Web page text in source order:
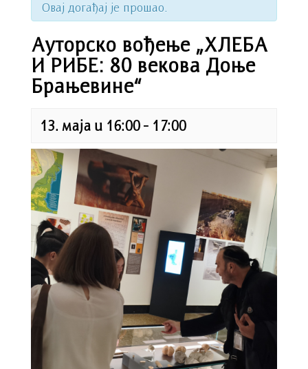
Овај догађај је прошао.
Ауторско вођење „ХЛЕБА
И РИБЕ: 80 векова Доње
Брањевине“
13. маја u 16:00- 17:00